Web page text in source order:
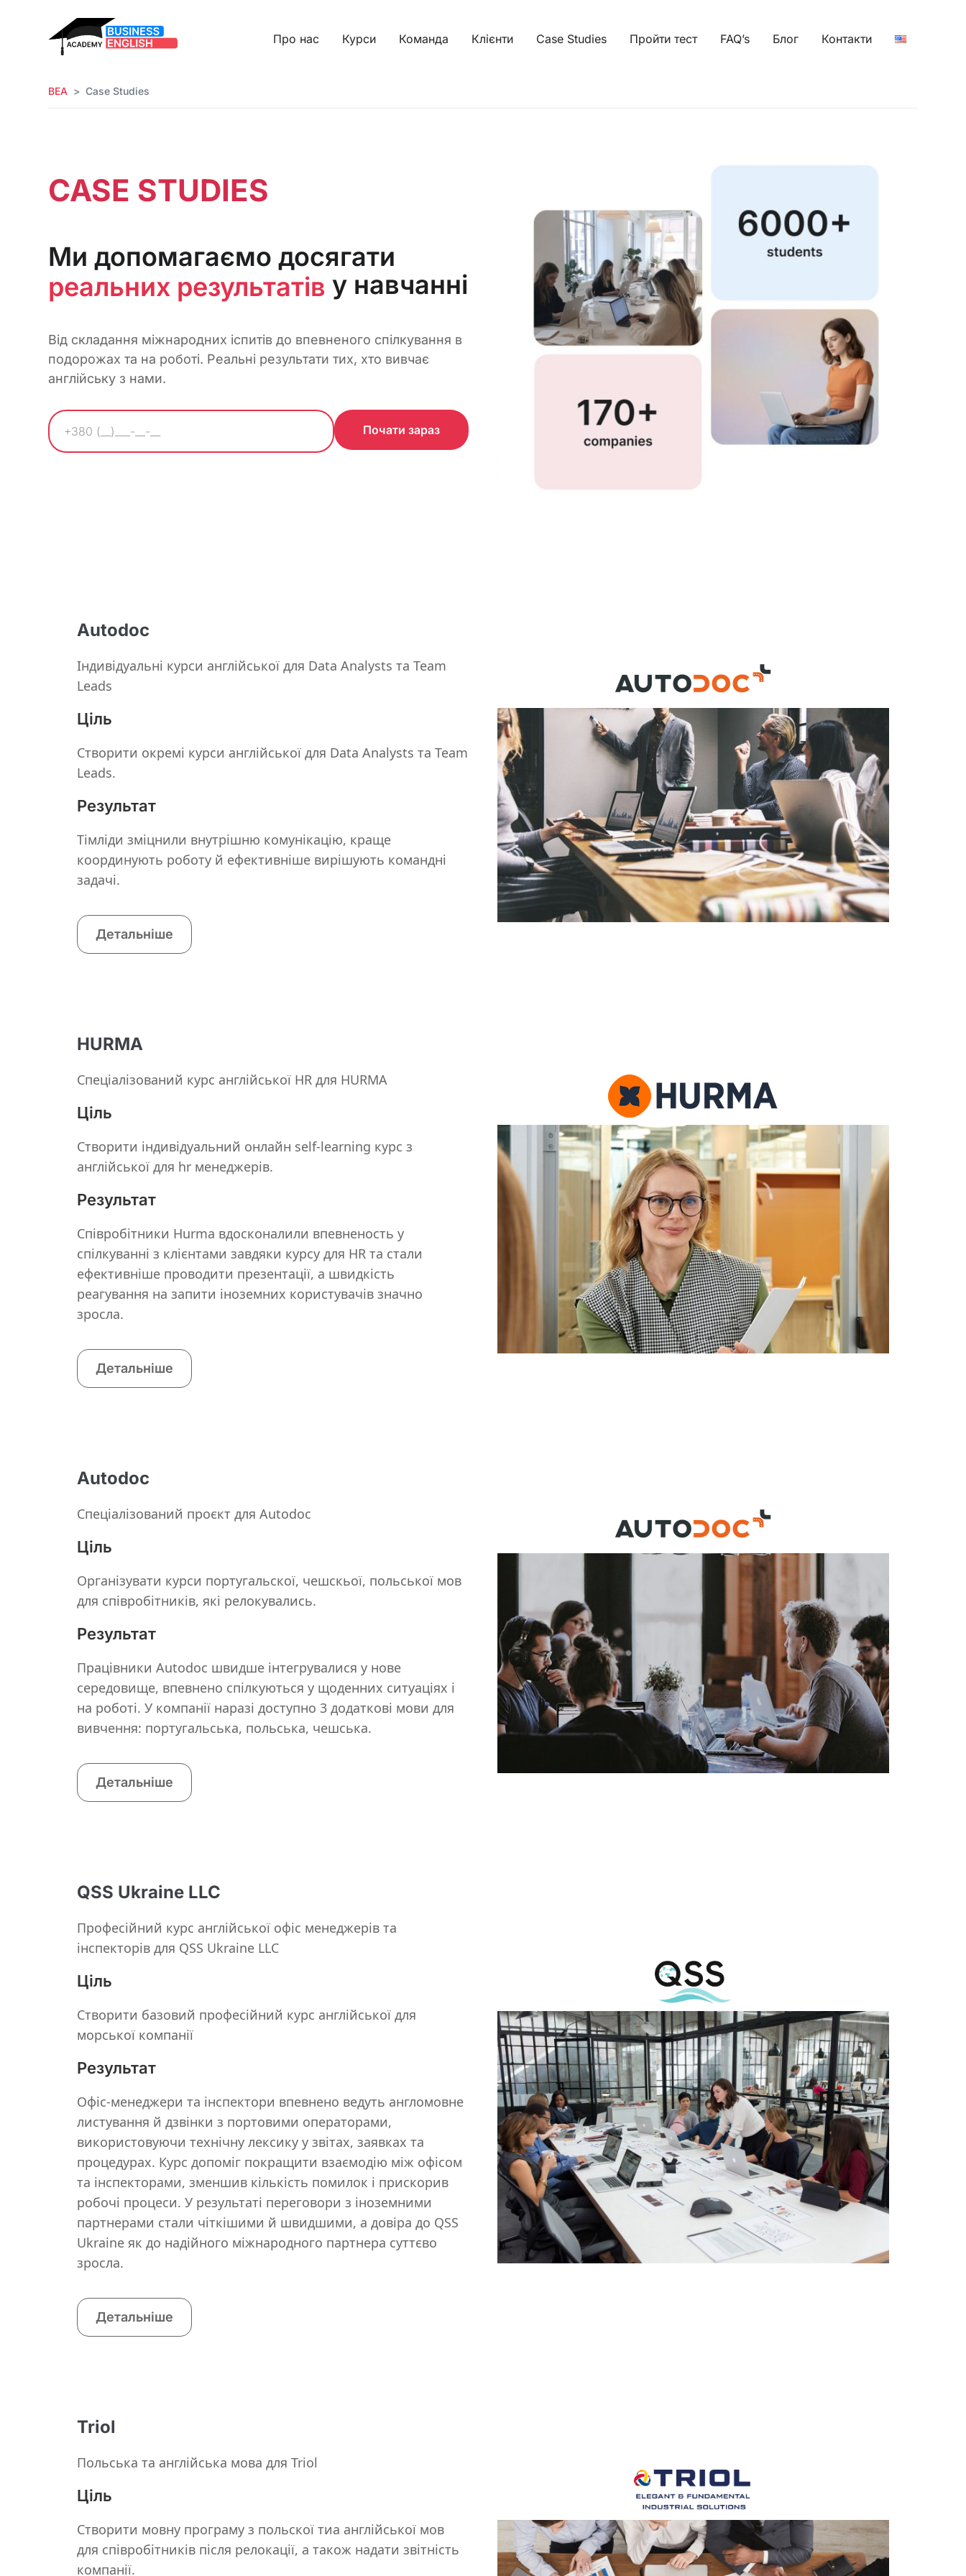
Про нас Курси Команда Клієнти Case Studies Пройти тест FAQ’s Блог Контакти
BEA Case Studies
CASE STUDIES
Ми допомагаємо досягати
реальних результатів у навчанні
Від складання міжнародних іспитів до впевненого спілкування в
подорожах та на роботі. Реальні результати тих, хто вивчає
англійську з нами.
Autodoc
Індивідуальні курси англійської для Data Analysts та Team
Leads
Ціль
Створити окремі курси англійської для Data Analysts та Team
Leads.
Результат
Тімліди зміцнили внутрішню комунікацію, краще
координують роботу й ефективніше вирішують командні
задачі.
Детальніше
HURMA
Спеціалізований курс англійської HR для HURMA
Ціль
Створити індивідуальний онлайн self-learning курс з
англійської для hr менеджерів.
Результат
Співробітники Hurma вдосконалили впевненость у
спілкуванні з клієнтами завдяки курсу для HR та стали
ефективніше проводити презентації, а швидкість
реагування на запити іноземних користувачів значно
зросла.
Детальніше
Autodoc
Спеціалізований проєкт для Autodoc
Ціль
Організувати курси португальскої, чешскьої, польської мов
для співробітників, які релокувались.
Результат
Працівники Autodoc швидше інтегрувалися у нове
середовище, впевнено спілкуються у щоденних ситуаціях і
на роботі. У компанії наразі доступно 3 додаткові мови для
вивчення: португальська, польська, чешська.
Детальніше
QSS Ukraine LLC
Професійний курс англійської офіс менеджерів та
інспекторів для QSS Ukraine LLC
Ціль
Створити базовий професійний курс англійської для
морської компанії
Результат
Офіс-менеджери та інспектори впевнено ведуть англомовне
листування й дзвінки з портовими операторами,
використовуючи технічну лексику у звітах, заявках та
процедурах. Курс допоміг покращити взаємодію між офісом
та інспекторами, зменшив кількість помилок і прискорив
робочі процеси. У результаті переговори з іноземними
партнерами стали чіткішими й швидшими, а довіра до QSS
Ukraine як до надійного міжнародного партнера суттєво
зросла.
Детальніше
Triol
Польська та англійська мова для Triol
Ціль
Створити мовну програму з польскої тиа англійської мов
для співробітників після релокації, а також надати звітність
компанії.